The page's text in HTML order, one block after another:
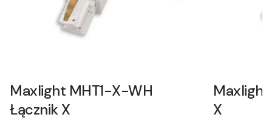
Maxlight MHT1-X-WH
Łącznik X
X